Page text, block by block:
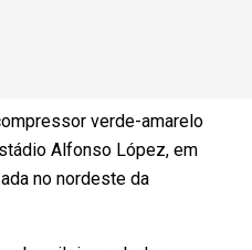
verde-amarelo
Alfonso López, em
no nordeste da